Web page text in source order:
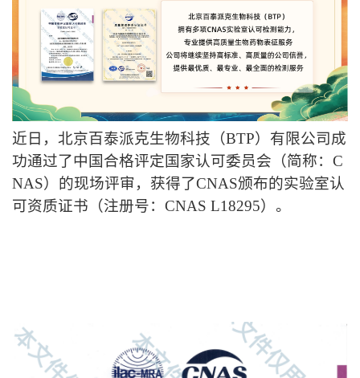
近日，北京百泰派克生物科技（BTP）有限公司成
功通过了中国合格评定国家认可委员会（简称： C
NAS）的现场评审，获得了CNAS颁布的实验室认
可资质证书（注册号： CNAS L18295）。